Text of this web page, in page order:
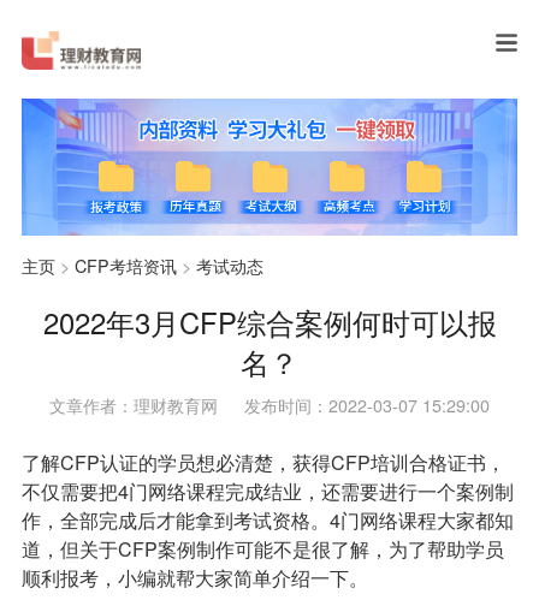
主页> CFP考培资讯> 考试动态
2022年3月CFP综合案例何时可以报
名？
文章作者：理财教育网 发布时间：2022-03-07 15:29:00
了解CFP认证的学员想必清楚，获得CFP培训合格证书，
不仅需要把4门网络课程完成结业，还需要进行一个案例制
作，全部完成后才能拿到考试资格。4门网络课程大家都知
道，但关于CFP案例制作可能不是很了解，为了帮助学员
顺利报考，小编就帮大家简单介绍一下。